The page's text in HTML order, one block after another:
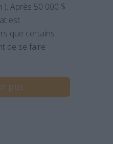
). Après 50 000 $
est
que certains
de se faire
plus